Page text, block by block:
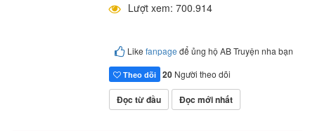
Lượt xem: 700.914
Like fanpage để ủng hộ AB Truyện nha bạn
Theo dõi 20 Người theo dõi
Đọc từ đầu Đọc mới nhất